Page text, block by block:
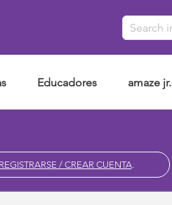
Educadores amaze jr.
REGISTRARSE / CREAR CUENTA.